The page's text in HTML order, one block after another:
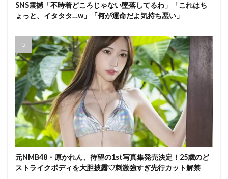
SNS震撼「不時着どころじゃない墜落してるわ」「これはち
ょっと、イタタタ…w」「何が運命だよ気持ち悪い」
元NMB48・原かれん、待望の1st写真集発売決定！25歳のど
ストライクボディを大胆披露♡刺激強すぎ先行カット解禁